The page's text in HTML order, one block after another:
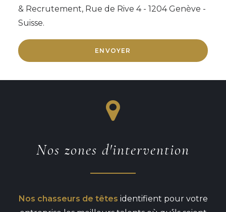
& Recrutement, Rue de Rive 4 - 1204 Genève -
Suisse.
Nos zones d'intervention
Nos chasseurs de têtes identifient pour votre